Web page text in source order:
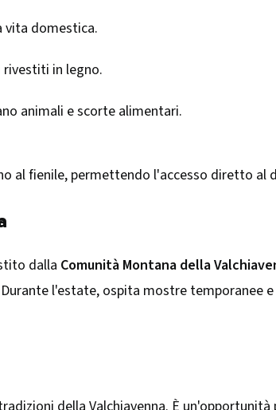
vita domestica.
rivestiti in legno.
animali e scorte alimentari.​
al fienile, permettendo l'accesso diretto al
dalla Comunità Montana della
l'estate, ospita mostre